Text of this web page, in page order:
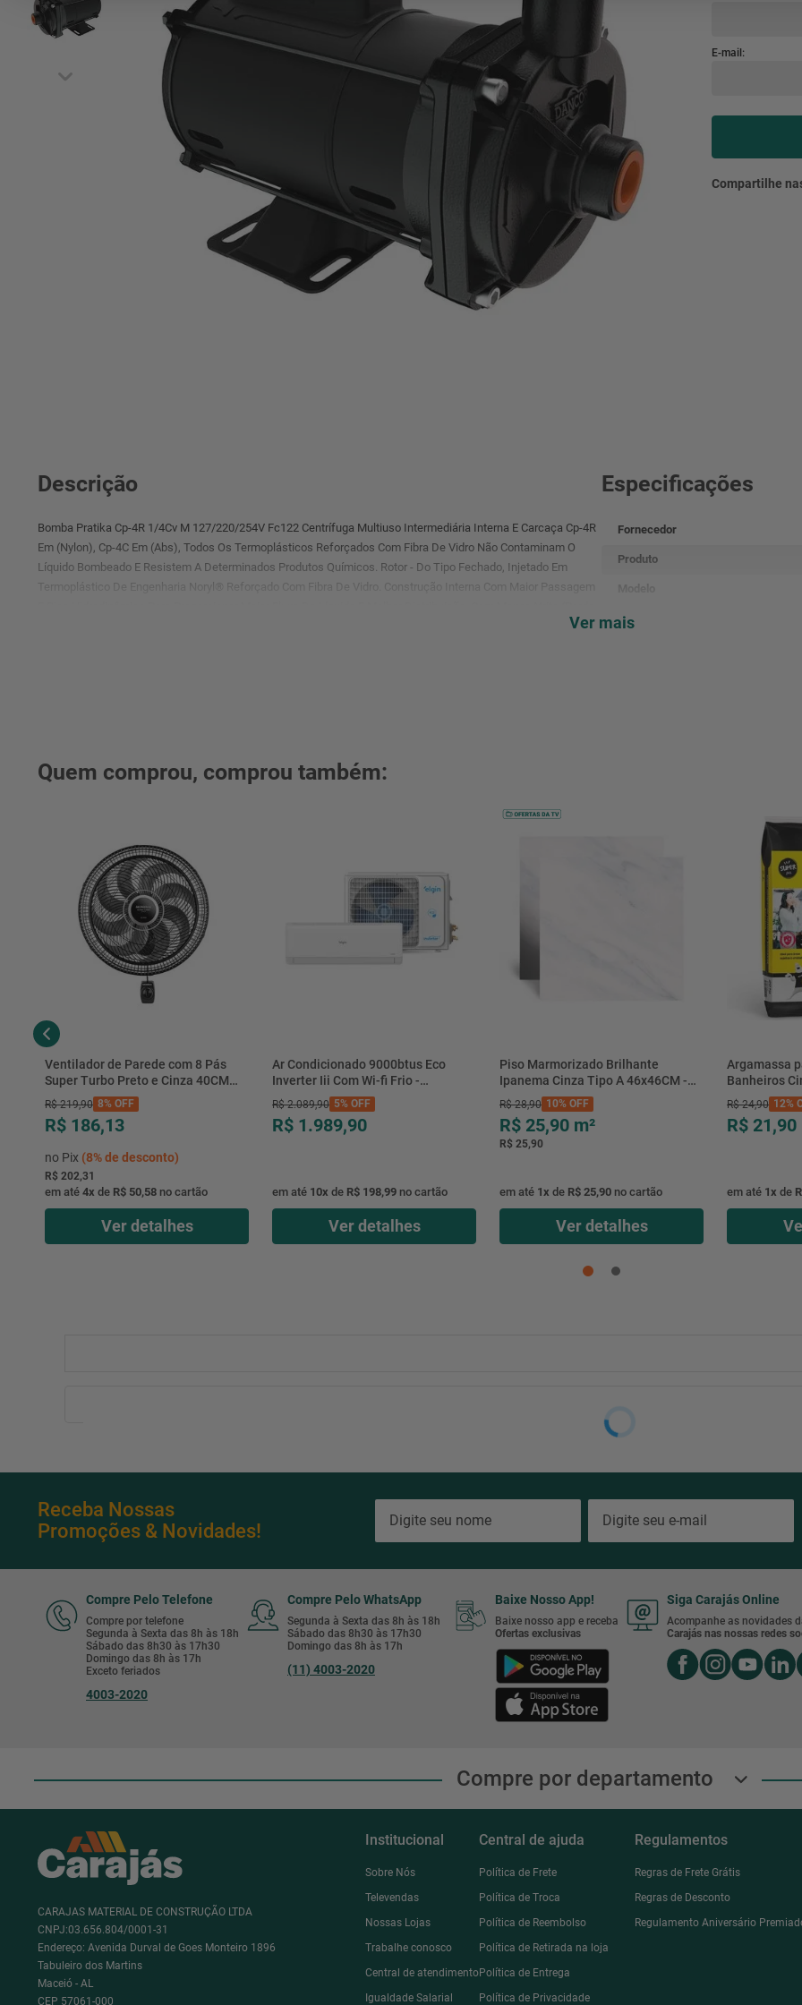
Descrição
Bomba Pratika Cp-4R 1/4Cv M 127/220/254V Fc122 Centrífuga Multiuso Intermediária Interna E Carcaça Cp-4R
Em (Nylon), Cp-4C Em (Abs), Todos Os Termoplásticos Reforçados Com Fibra De Vidro Não Contaminam O
Líquido Bombeado E Resistem A Determinados Produtos Químicos. Rotor - Do Tipo Fechado, Injetado Em
Termoplástico De Engenharia Noryl® Reforçado Com Fibra De Vidro. Construção Interna Com Maior Passagem
Especificações
Fornecedor
Produto
Ver mais
Quem comprou, comprou também:
Ventilador de Parede com 8 Pás
Super Turbo Preto e Cinza 40CM
220V 140W - VTX-40P-8P - Mondial
R$ 219,90 8% OFF
R$ 186,13
no Pix (8%de desconto)
R$ 202,31
em até 4x de R$ 50,58 no cartão
Ver detalhes
Ar Condicionado 9000btus Eco
Inverter Iii Com Wi-fi Frio -
Hjfe09c2cg|hjfi09c2wg - Elgin
R$ 2.089,90 5% OFF
R$ 1.989,90
em até 10x de R$ 198,99 no cartão
Ver detalhes
Piso Marmorizado Brilhante
Ipanema Cinza Tipo A 46x46CM -
01.012771 - Cerbras
R$ 28,90 10% OFF
R$ 25,90 m²
R$ 25,90
em até 1x de R$ 25,90 no cartão
Ver detalhes
Argamassa
Banheiros
-
R$ 24,90 12%
R$ 21,90
em até 1x de
Receba Nossas
Promoções & Novidades!
Compre Pelo Telefone
Compre por telefone
Segunda à Sexta das 8h às 18h
Sábado das 8h30 às 17h30
Domingo das 8h às 17h
Exceto feriados
4003-2020
Compre Pelo WhatsApp
Segunda à Sexta das 8h às 18h
Sábado das 8h30 às 17h30
Domingo das 8h às 17h
(11) 4003-2020
Baixe Nosso App!
Baixe nosso app e receba
Ofertas exclusivas
Siga Carajás Online
Acompanhe as novidades
Carajás nas nossas redes
Compre por departamento
CARAJAS MATERIAL DE CONSTRUÇÃO LTDA
CNPJ:03.656.804/0001-31
Endereço: Avenida Durval de Goes Monteiro 1896
Tabuleiro dos Martins
Maceió - AL
CEP 57061-000
Institucional
Sobre Nós
Televendas
Nossas Lojas
Trabalhe conosco
Central de atendimento
Igualdade Salarial
Central de ajuda
Política de Frete
Política de Troca
Política de Reembolso
Política de Retirada na loja
Política de Entrega
Política de Privacidade
Regulamentos
Regras de Frete Grátis
Regras de Desconto
Regulamento Aniversário
condicionado